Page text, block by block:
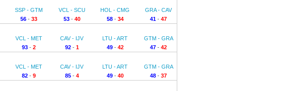
SSP - GTM
56- 33
VCL - SCU
53- 40
HOL - CMG
58- 34
GRA - CAV
41 - 47
VCL - MET
93- 2
CAV - IJV
92- 1
LTU - ART
49- 42
GTM - GRA
47 - 42
VCL - MET
82- 9
CAV - IJV
85- 4
LTU - ART
49- 40
GTM - GRA
48 - 37